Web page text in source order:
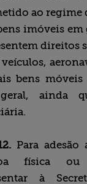
ao regime
imóveis em
direitos
bens
ainda
Para adesão
física ou
à